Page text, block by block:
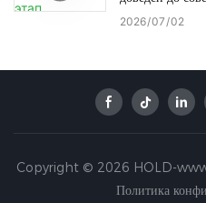
позиции как
индустрии
2026 07 02
Copyright © 2026 HOLD-
Политика